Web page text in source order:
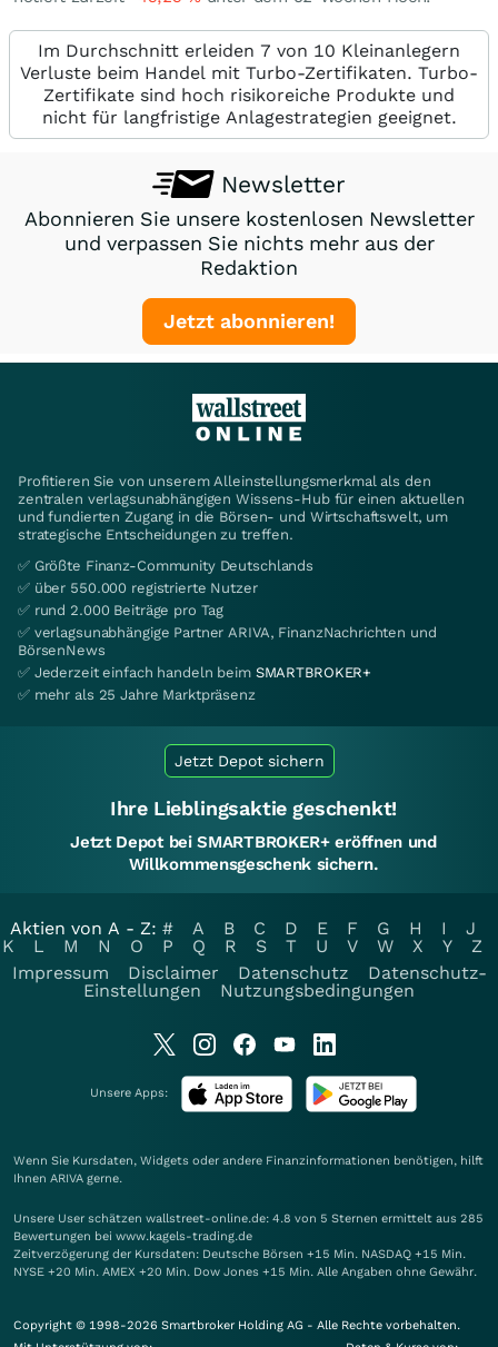
Im Durchschnitt erleiden 7 von 10 Kleinanlegern
Verluste beim Handel mit Turbo-Zertifikaten. Turbo-
Zertifikate sind hoch risikoreiche Produkte und
nicht für langfristige Anlagestrategien geeignet.
Newsletter
Abonnieren Sie unsere kostenlosen Newsletter
und verpassen Sie nichts mehr aus der
Redaktion
Jetzt abonnieren!
Profitieren Sie von unserem Alleinstellungsmerkmal als den
zentralen verlagsunabhängigen Wissens-Hub für einen aktuellen
und fundierten Zugang in die Börsen- und Wirtschaftswelt, um
strategische Entscheidungen zu treffen.
✅ Größte Finanz-Community Deutschlands
✅ über 550.000 registrierte Nutzer
✅ rund 2.000 Beiträge pro Tag
✅ verlagsunabhängige Partner ARIVA, FinanzNachrichten und
BörsenNews
✅ Jederzeit einfach handeln beim SMARTBROKER+
✅ mehr als 25 Jahre Marktpräsenz
Jetzt Depot sichern
Ihre Lieblingsaktie geschenkt!
Jetzt Depot bei SMARTBROKER+ eröffnen und
Willkommensgeschenk sichern.
Aktien von A - Z: # A B C D E F G H I
J
K
L M N O P Q R S T U V W X Y
Z
Impressum
Disclaimer Datenschutz
Datenschutz-
Einstellungen
Nutzungsbedingungen
Unsere Apps:
Wenn Sie Kursdaten, Widgets oder andere Finanzinformationen benötigen, hilft
Ihnen ARIVA gerne.
Unsere User schätzen wallstreet-online.de: 4.8 von 5 Sternen ermittelt aus 285
Bewertungen bei www.kagels-trading.de
Zeitverzögerung der Kursdaten: Deutsche Börsen +15 Min. NASDAQ +15 Min.
NYSE +20 Min. AMEX +20 Min. Dow Jones +15 Min. Alle Angaben ohne Gewähr.
Copyright © 1998-2026 Smartbroker Holding AG - Alle Rechte vorbehalten.